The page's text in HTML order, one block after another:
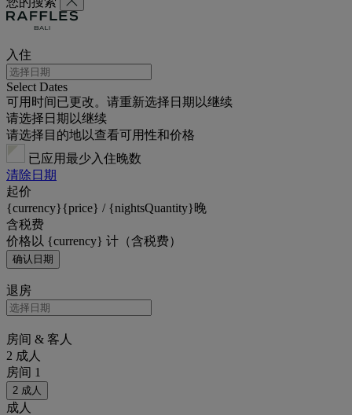
入住
Select Dates
可用时间已更改。请重新选择日期以继续
请选择日期以继续
请选择目的地以查看可用性和价格
已应用最少入住晚数
清除日期
起价
{currency}{price} / {nightsQuantity}晚
含税费
价格以 {currency} 计（含税费）
确认日期
退房
房间 & 客人
2 成人
房间 1
2 成人
成人